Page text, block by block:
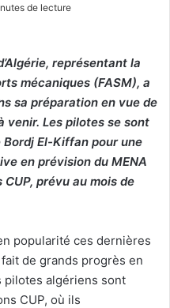
de lecture
représentant la
mécaniques (FASM), a
sa préparation en vue de
Les pilotes se sont
El-Kiffan pour une
en prévision du MENA
prévu au mois de
popularité ces dernières
de grands progrès en
pilotes algériens sont
CUP, où ils